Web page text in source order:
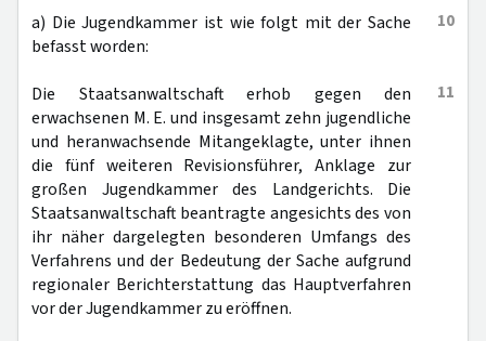
10
a) Die Jugendkammer ist wie folgt mit der Sache
befasst worden:
11
Die Staatsanwaltschaft erhob gegen den
erwachsenen M. E. und insgesamt zehn jugendliche
und heranwachsende Mitangeklagte, unter ihnen
die fünf weiteren Revisionsführer, Anklage zur
großen Jugendkammer des Landgerichts. Die
Staatsanwaltschaft beantragte angesichts des von
ihr näher dargelegten besonderen Umfangs des
Verfahrens und der Bedeutung der Sache aufgrund
regionaler Berichterstattung das Hauptverfahren
vor der Jugendkammer zu eröffnen.